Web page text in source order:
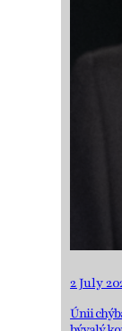
2 July
Únii